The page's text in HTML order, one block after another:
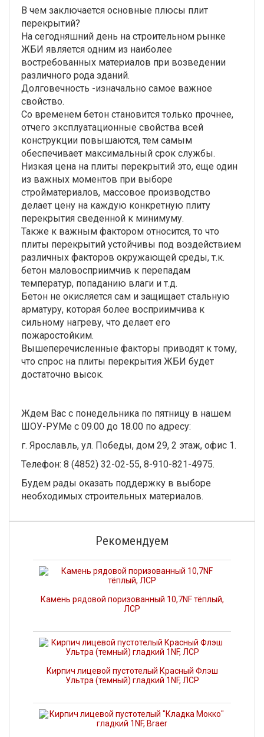
В чем заключается основные плюсы плит
перекрытий?
На сегодняшний день на строительном рынке
ЖБИ является одним из наиболее
востребованных материалов при возведении
различного рода зданий.
Долговечность -изначально самое важное
свойство.
Со временем бетон становится только прочнее,
отчего эксплуатационные свойства всей
конструкции повышаются, тем самым
обеспечивает максимальный срок службы.
Низкая цена на плиты перекрытий это, еще один
из важных моментов при выборе
стройматериалов, массовое производство
делает цену на каждую конкретную плиту
перекрытия сведенной к минимуму.
Также к важным фактором относится, то что
плиты перекрытий устойчивы под воздействием
различных факторов окружающей среды, т.к.
бетон маловосприимчив к перепадам
температур, попаданию влаги и т.д.
Бетон не окисляется сам и защищает стальную
арматуру, которая более восприимчива к
сильному нагреву, что делает его
пожаростойким.
Вышеперечисленные факторы приводят к тому,
что спрос на плиты перекрытия ЖБИ будет
достаточно высок.
Ждем Вас с понедельника по пятницу в нашем
ШОУ-РУМе с 09.00 до 18.00 по адресу:
г. Ярославль, ул. Победы, дом 29, 2 этаж, офис 1.
Телефон: 8 (4852) 32-02-55, 8-910-821-4975.
Будем рады оказать поддержку в выборе
необходимых строительных материалов.
Рекомендуем
Камень рядовой поризованный 10,7NF тёплый,
ЛСР
Кирпич лицевой пустотелый Красный Флэш
Ультра (темный) гладкий 1NF, ЛСР